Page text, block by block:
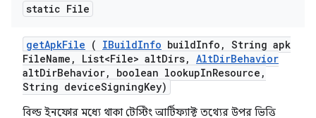
static File
getApkFile ( IBuildInfo buildInfo , String apk
FileName , List<File> altDirs, AltDirBehavior
altDirBehavior, boolean lookupInResource ,
String deviceSigningKey)
বিল্ড ইনফোর মধ্যে থাকা টেস্টিং আর্টিফ্যাক্ট তথ্যের উপর ভিত্তি